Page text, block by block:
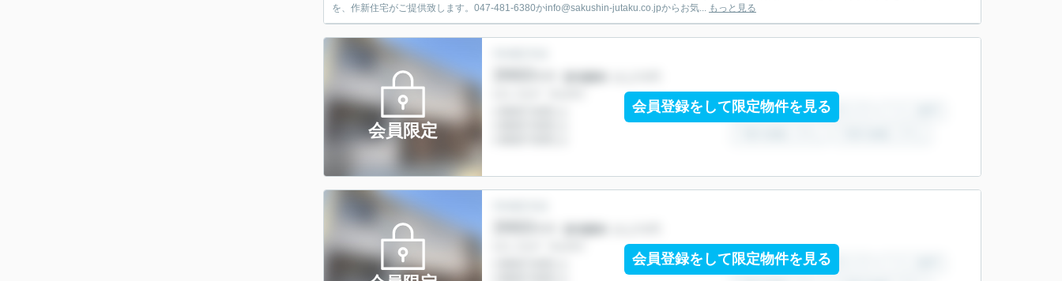
を、作新住宅がご提供致します。047-481-6380かinfo@sakushin-jutaku.co.jpからお気... もっと見る
会員限定
会員登録をして限定物件を見る
会員登録をして限定物件を見る